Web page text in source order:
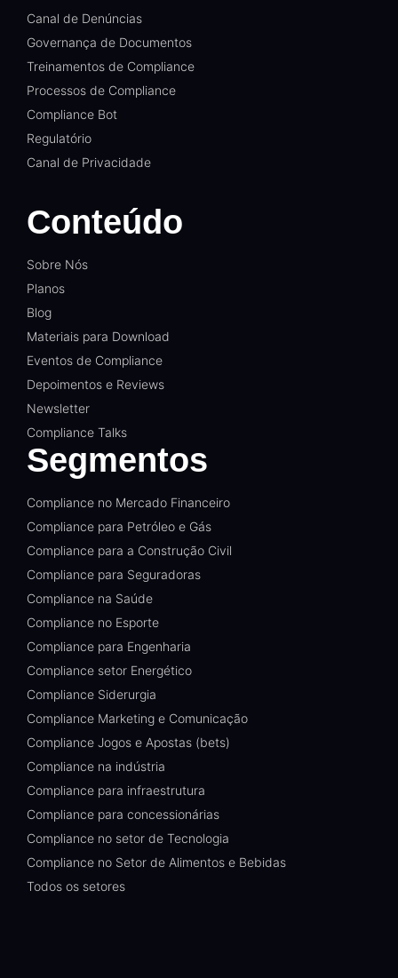
Canal de Denúncias
Governança de Documentos
Treinamentos de Compliance
Processos de Compliance
Compliance Bot
Regulatório
Canal de Privacidade
Conteúdo
Sobre Nós
Planos
Blog
Materiais para Download
Eventos de Compliance
Depoimentos e Reviews
Newsletter
Compliance Talks
Segmentos
Compliance no Mercado Financeiro
Compliance para Petróleo e Gás
Compliance para a Construção Civil
Compliance para Seguradoras
Compliance na Saúde
Compliance no Esporte
Compliance para Engenharia
Compliance setor Energético
Compliance Siderurgia
Compliance Marketing e Comunicação
Compliance Jogos e Apostas (bets)
Compliance na indústria
Compliance para infraestrutura
Compliance para concessionárias
Compliance no setor de Tecnologia
Compliance no Setor de Alimentos e Bebidas
Todos os setores